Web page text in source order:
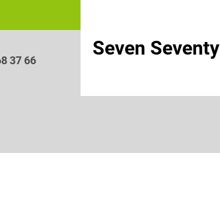
Seven Seventy
37 66